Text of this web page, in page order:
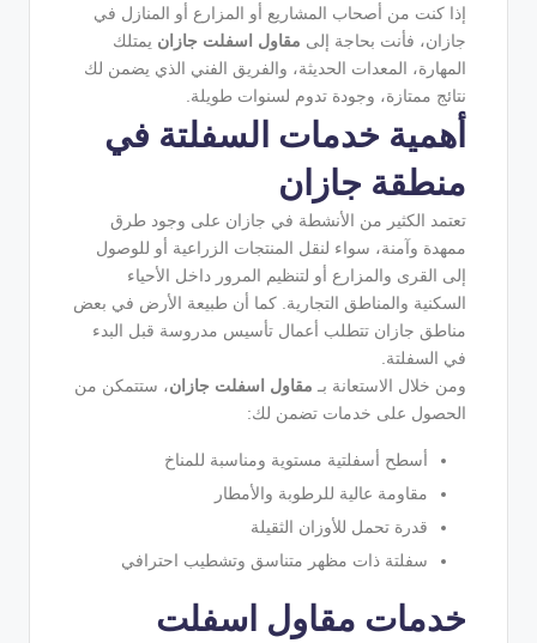
إذا كنت من أصحاب المشاريع أو المزارع أو المنازل في
جازان، فأنت بحاجة إلى مقاول اسفلت جازان يمتلك
المهارة، المعدات الحديثة، والفريق الفني الذي يضمن لك
نتائج ممتازة، وجودة تدوم لسنوات طويلة.
أهمية خدمات السفلتة في
منطقة جازان
تعتمد الكثير من الأنشطة في جازان على وجود طرق
ممهدة وآمنة، سواء لنقل المنتجات الزراعية أو للوصول
إلى القرى والمزارع أو لتنظيم المرور داخل الأحياء
السكنية والمناطق التجارية. كما أن طبيعة الأرض في بعض
مناطق جازان تتطلب أعمال تأسيس مدروسة قبل البدء
في السفلتة.
ومن خلال الاستعانة بـ مقاول اسفلت جازان، ستتمكن من
الحصول على خدمات تضمن لك:
أسطح أسفلتية مستوية ومناسبة للمناخ
مقاومة عالية للرطوبة والأمطار
قدرة تحمل للأوزان الثقيلة
سفلتة ذات مظهر متناسق وتشطيب احترافي
خدمات مقاول اسفلت